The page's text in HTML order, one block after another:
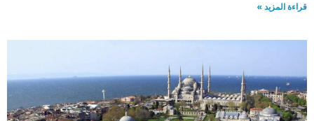
قراءة المزيد »